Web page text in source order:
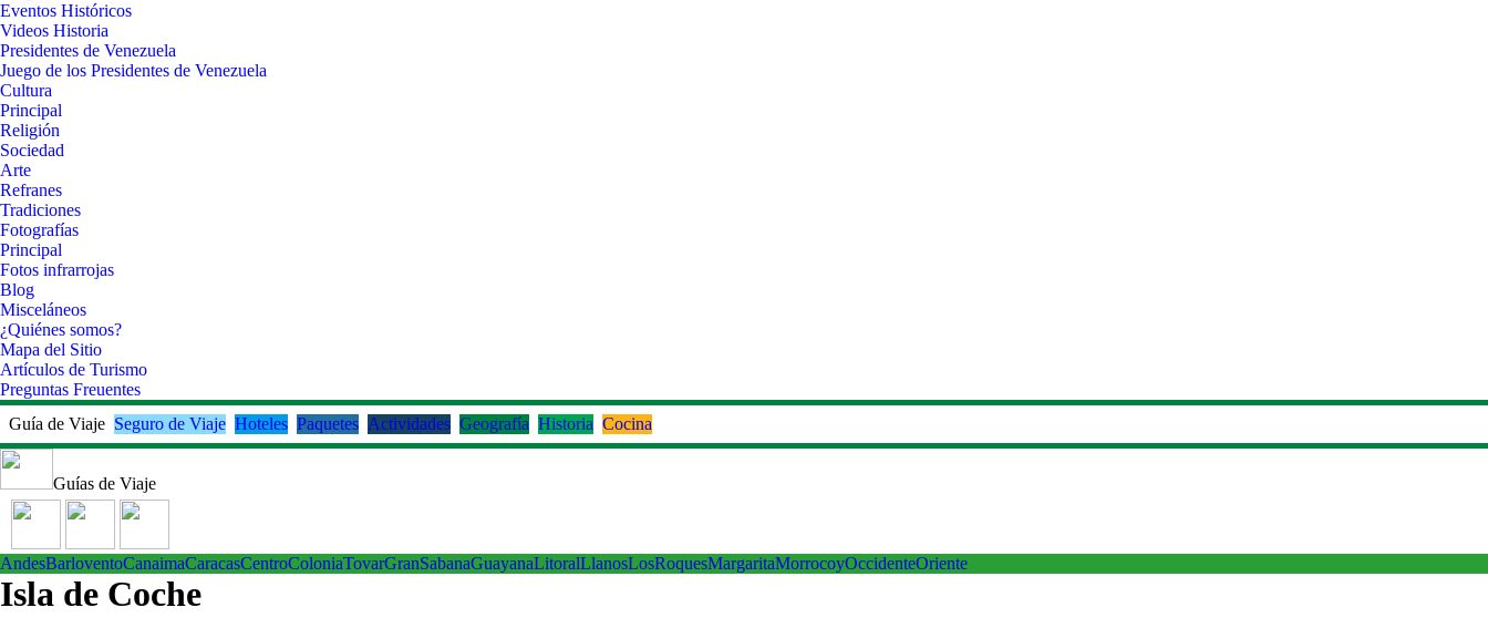
Eventos Históricos
Videos Historia
Presidentes de Venezuela
Juego de los Presidentes de Venezuela
Cultura
Principal
Religión
Sociedad
Arte
Refranes
Tradiciones
Fotografías
Principal
Fotos infrarrojas
Blog
Misceláneos
¿Quiénes somos?
Mapa del Sitio
Artículos de Turismo
Preguntas Freuentes
Guía de Viaje Seguro de Viaje Hoteles Paquetes Actividades Geografía Historia Cocina
Guías de Viaje
AndesBarloventoCanaimaCaracasCentroColoniaTovarGranSabanaGuayanaLitoralLlanosLosRoquesMargaritaMorrocoyOccidenteOriente
Isla de Coche